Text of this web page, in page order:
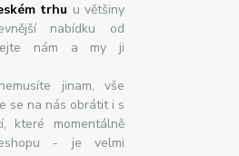
trhu u většiny
nabídku od
nám a my ji
jinam, vše
se na nás obrátit i s
které momentálně
- je velmi